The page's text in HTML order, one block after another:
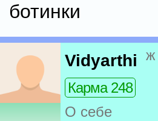
ботинки
Vidyarthi ж
Карма 248
О себе